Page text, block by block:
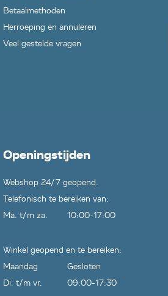
Betaalmethoden
Herroeping en annuleren
Veel gestelde vragen
Openingstijden
Webshop 24/7 geopend.
Telefonisch te bereiken van:
Ma. t/m za.
10:00-17:00
Winkel geopend en te bereiken:
Maandag
Gesloten
Di. t/m vr.
09:00-17:30